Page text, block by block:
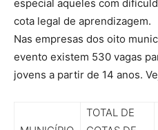
especial aqueles com
cota legal de aprendizagem.
Nas empresas dos oito
evento existem 530 vagas
jovens a partir de 14 anos.
TOTAL DE